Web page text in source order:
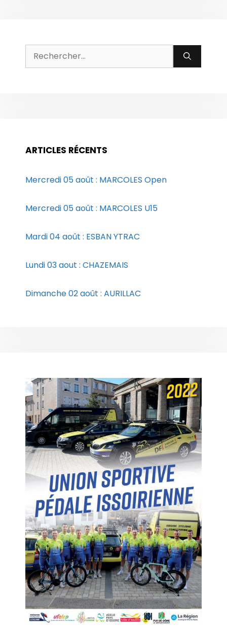
Rechercher :
ARTICLES RÉCENTS
Mercredi 05 août : MARCOLES Open
Mercredi 05 août : MARCOLES U15
Mardi 04 août : ESBAN YTRAC
Lundi 03 aout : CHAZEMAIS
Dimanche 02 août : AURILLAC